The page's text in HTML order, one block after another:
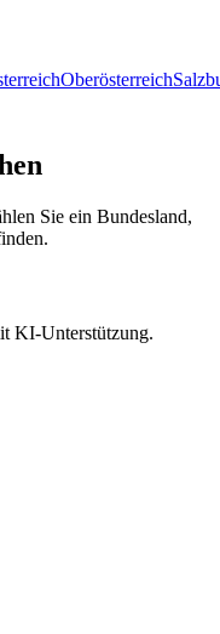
Oberösterreich
Sie ein Bundesland,
KI-Unterstützung.